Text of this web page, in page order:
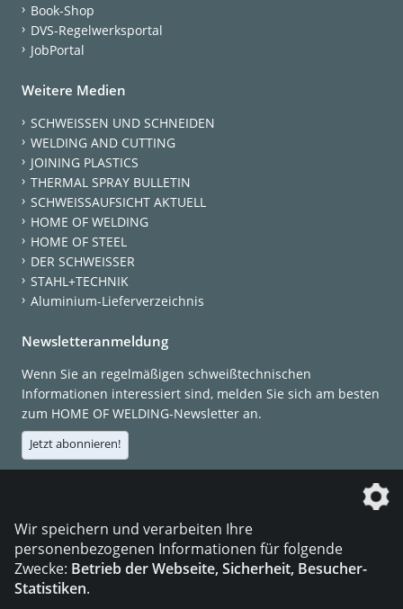
Book-Shop
DVS-Regelwerksportal
JobPortal
Weitere Medien
SCHWEISSEN UND SCHNEIDEN
WELDING AND CUTTING
JOINING PLASTICS
THERMAL SPRAY BULLETIN
SCHWEISSAUFSICHT AKTUELL
HOME OF WELDING
HOME OF STEEL
DER SCHWEISSER
STAHL+TECHNIK
Aluminium-Lieferverzeichnis
Newsletteranmeldung
Wenn Sie an regelmäßigen schweißtechnischen
Informationen interessiert sind, melden Sie sich am besten
zum HOME OF WELDING-Newsletter an.
Jetzt abonnieren!
Wir speichern und verarbeiten Ihre
personenbezogenen Informationen für folgende
Zwecke: Betrieb der Webseite, Sicherheit, Besucher-
Statistiken.